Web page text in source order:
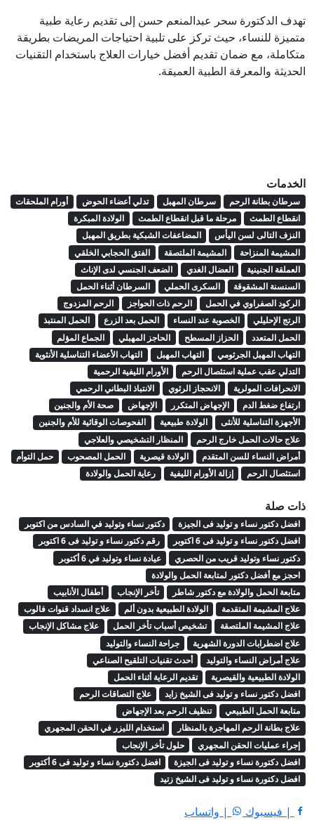
تهدف الدكتورة سحر عبدالمنعم حسن إلى تقديم رعاية طبية
متميزة للنساء، حيث تركز على تلبية احتياجات المريضات بطريقة
متكاملة، مع ضمان تقديم أفضل خيارات العلاج باستخدام التقنيات
الحديثة والمعرفة الطبية العميقة.
الخدمات
سرطان بطانة الرحم سرطان المهبل تدلي أعضاء الحوض
أورام الملحقات
انقطاع الطمث
مرحلة ما قبل انقطاع الطمث
الولادة المبكرة
النزف التالى لسن اليأس
المضاعفات الشبكية بطريق المهبل
المشيمة المنزاحة
المشيمة الملتصقة
الفتق الحجابي الخلقي
العملقة الجنينية
العضال الغدي
الضعف الجنسي لدى الإناث
السنسنة المشقوقة
السكرى الحملي
السرطان أثناء الحمل
الركود الصفراوي في الحمل
الرحم ذات الحواجز
الرحم المزدوج
الرتج الإحليلي
الخصوبة عند النساء الحمل بعد الزرع
الحمل المنتبذ
الحمل المتعدد
الحزاز المسطح الحاجز المهبلي
الجماع المؤلم
التهاب المهبل الجرثومي
التهاب المهبل
التهاب الأعضاء التناسلية الأنثوية
التدلي عقب عملية استئصال الرحم
الأورام الليفية الرحمية
الانحرافات المولرية
الانحجاز الرئوي
الانتباذ البطاني الرحمي
ارتفاع ضغط الدم
الإجهاض المتكرر الإجهاض
صحة الأم والجنين
الأجهزة التناسلية للأنثى
الولادة طبيعية
الفحوصات الوقائية للأم والجنين
علاج حالات الحمل خارج الرحم
المنظار التشخيصي والعلاجي
أمراض النساء للسن المتقدم
الولادة قيصرية الحمل المصحوب
حمل التوأم
استئصال الرحم
إزالة الأورام الليفية رعاية الحمل والولادة
ذات صلة
افضل دكتور نساء و توليد فى الجيزة
دكتور نساء وتوليد في السادس من اكتوبر
افضل دكتور نساء و توليد فى 6 اكتوبر
رقم دكتور نساء و توليد فى 6 اكتوبر
دكتور نساء وتوليد قريب من الحصري
عيادة نساء وتوليد في 6 أكتوبر
احجز مع أفضل دكتور لمتابعة الحمل والولادة
متابعة الحمل والولادة مع دكتور شاطر
تأخر الإنجاب
أطفال الأنابيب
علاج المشيمة المتقدمة
الولادة الطبيعية بدون ألم
علاج انسداد قنوات فالوب
علاج المشيمة الملتصقة
تشخيص أسباب تأخر الحمل
علاج مشاكل الإنجاب
علاج اضطرابات الدورة الشهرية
جراحة النساء والتوليد
علاج أمراض النساء والتوليد
أحدث تقنيات التلقيح الصناعي
الولادة الطبيعية والقيصرية
تقديم الرعاية أثناء الحمل
افضل دكتور نساء و توليد فى الشيخ زايد
علاج التصاقات الرحم
متابعة الحمل الطبيعي
تنظيف الرحم بعد الإجهاض
علاج بطانة الرحم المهاجرة بالمنظار
استخدام الليزر في الحقن المجهري
إجراء عمليات الحقن المجهري
حلول تأخر الإنجاب
افضل دكتورة نساء و توليد فى الجيزة
افضل دكتورة نساء و توليد فى 6 أكتوبر
افضل دكتورة نساء و توليد فى الشيخ زتيد
| فيسبوك | واتساب